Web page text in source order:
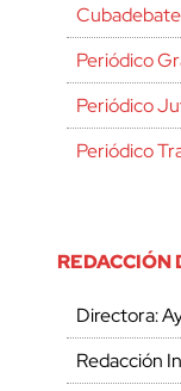
Cubadebate
Periódico
Periódico
Periódico
REDACCIÓN
Directora:
Redacción